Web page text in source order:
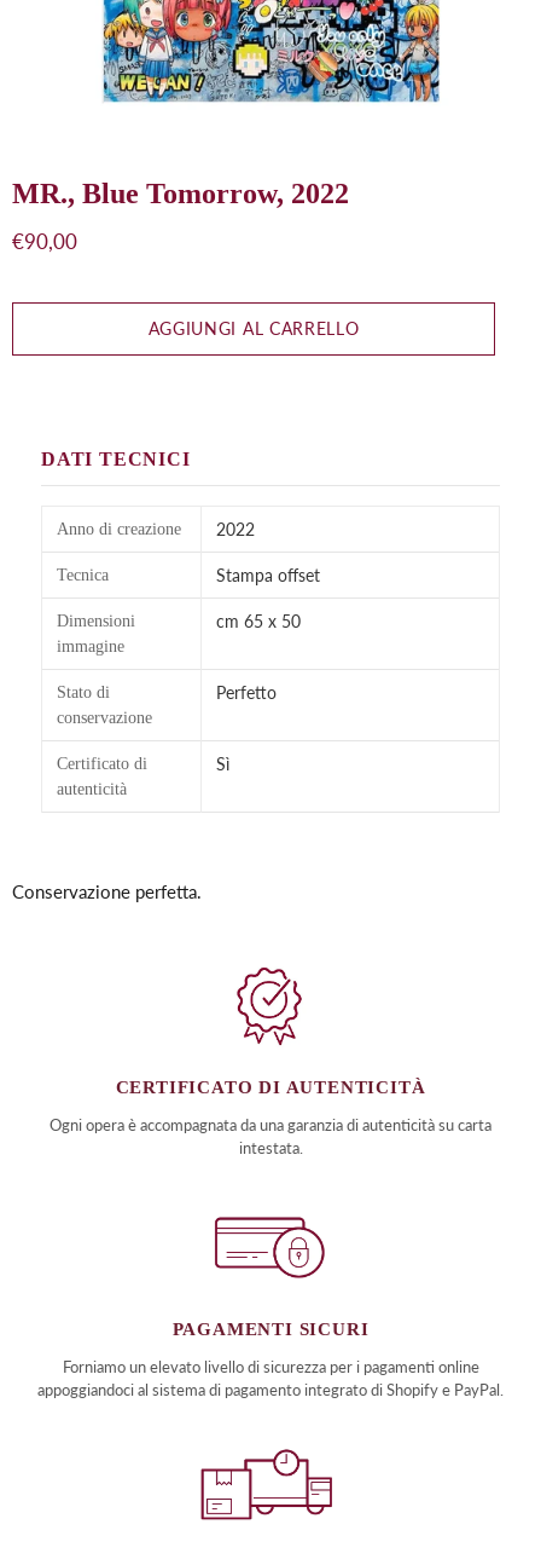
MR., Blue Tomorrow, 2022
Prezzo
listino
€90,00
AGGIUNGI AL CARRELLO
DATI TECNICI
Anno di creazione 2022
Tecnica Stampa offset
Dimensioni
immagine
cm 65 x 50
Stato di
conservazione
Perfetto
Certificato di
autenticità
Sì
prodotto
Conservazione perfetta.
CERTIFICATO DI AUTENTICITÀ
Ogni opera è accompagnata da una garanzia di autenticità su carta
intestata.
PAGAMENTI SICURI
Forniamo un elevato livello di sicurezza per i pagamenti online
appoggiandoci al sistema di pagamento integrato di Shopify e PayPal.